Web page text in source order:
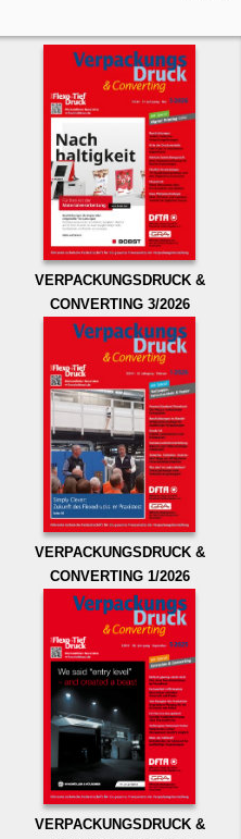
VERPACKUNGSDRUCK &
CONVERTING 3/2026
VERPACKUNGSDRUCK &
CONVERTING 1/2026
VERPACKUNGSDRUCK &